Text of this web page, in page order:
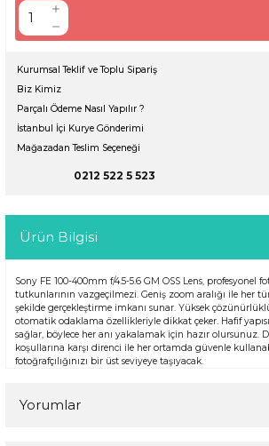
Kurumsal Teklif ve Toplu Sipariş
Biz Kimiz
Parçalı Ödeme Nasıl Yapılır ?
İstanbul İçi Kurye Gönderimi
Mağazadan Teslim Seçeneği
0212 522 5 523
Ürün Bilgisi
Sony FE 100-400mm f/4.5-5.6 GM OSS Lens, profesyonel
tutkunlarının vazgeçilmezi. Geniş zoom aralığı ile her
şekilde gerçekleştirme imkanı sunar. Yüksek
otomatik odaklama özellikleriyle dikkat çeker. Hafif
sağlar, böylece her anı yakalamak için hazır olursunuz.
koşullarına karşı direnci ile her ortamda güvenle
fotoğrafçılığınızı bir üst seviyeye taşıyacak.
Yorumlar